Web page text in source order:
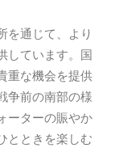
を通じて、より
しています。国
重な機会を提供
争前の南部の様
ーターの賑やか
とときを楽しむ